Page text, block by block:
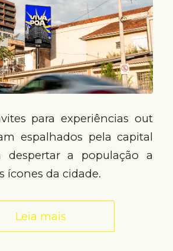
para experiências out
espalhados pela capital
despertar a população a
ícones da cidade.
Leia mais